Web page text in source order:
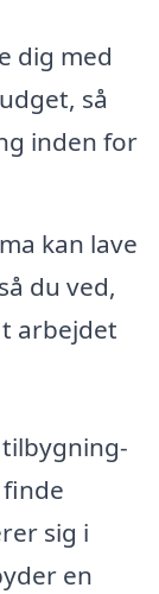
dig med
så
inden for
kan lave
du ved,
arbejdet
sig i
en